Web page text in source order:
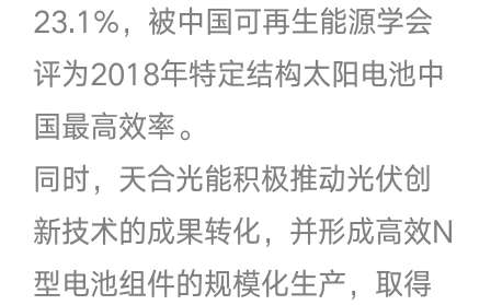
23.1%，被中国可再生能源学会
评为2018年特定结构太阳电池中
国最高效率。
同时，天合光能积极推动光伏创
新技术的成果转化，并形成高效N
型电池组件的规模化生产，取得